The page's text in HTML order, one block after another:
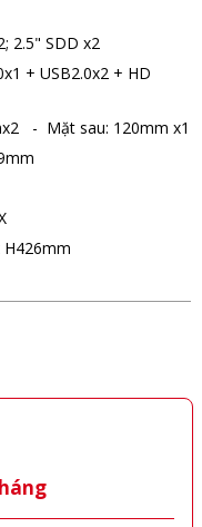
2.5" SDD x2
+ USB2.0x2 + HD
- Mặt sau: 120mm x1
H426mm